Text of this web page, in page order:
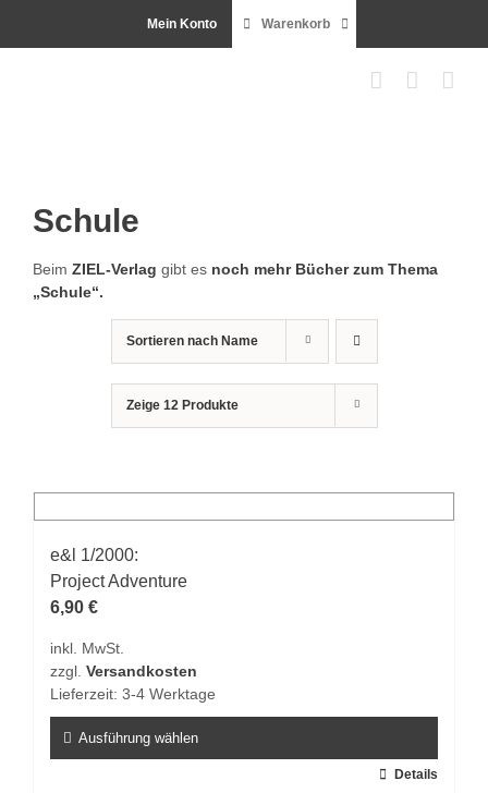
Mein Konto Warenkorb
Schule
Beim ZIEL-Ver­lag gibt es noch mehr Büch­er zum The­ma
„Schule“.
Sortieren nach Name
Zeige 12 Produkte
e&l 1/2000:
Project Adventure
6,90 €
inkl. MwSt.
zzgl. Versandkosten
Lieferzeit: 3-4 Werktage
Ausführung wählen
Details